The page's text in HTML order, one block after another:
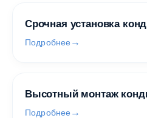
Срочная установка
Подробнее
Высотный монтаж
Подробнее